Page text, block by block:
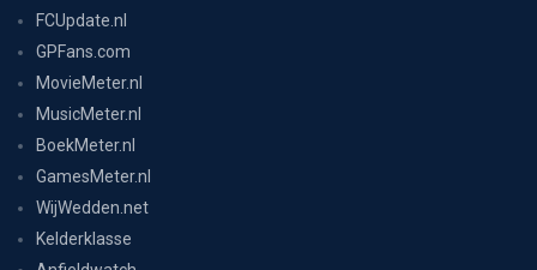
FCUpdate.nl
GPFans.com
MovieMeter.nl
MusicMeter.nl
BoekMeter.nl
GamesMeter.nl
WijWedden.net
Kelderklasse